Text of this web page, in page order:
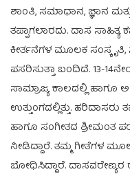
ಶಾಂತಿ, ಸಮಾಧಾನ, ಜ್ಞಾನ
ತಪ್ಪಾಗಲಾರದು. ದಾಸ
ಕೀರ್ತನೆಗಳ ಮೂಲಕ ಸಂಸ್ಕೃತಿ,
ಪಸರಿಸುತ್ತಾ ಬಂದಿದೆ. 13-
ಸಾಮ್ರಾಜ್ಯ ಕಾಲದಲ್ಲಿ ಹಾಗೂ
ಉತ್ತುಂಗದಲ್ಲಿತ್ತು.
ಹಾಗೂ ಸಂಗೀತದ ಶ್ರೀಮಂತ
ನೀಡಿದ್ದಾರೆ. ತಮ್ಮ ಗೀತೆಗಳ
ಬೋಧಿಸಿದ್ದಾರೆ.